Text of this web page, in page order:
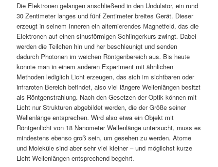
Die Elektronen gelangen anschließend in den Undulator, ein rund
30 Zentimeter langes und fünf Zentimeter breites Gerät. Dieser
erzeugt in seinem Inneren ein alternierendes Magnetfeld, das die
Elektronen auf einen sinusförmigen Schlingerkurs zwingt. Dabei
werden die Teilchen hin und her beschleunigt und senden
dadurch Photonen im weichen Röntgenbereich aus. Bis heute
konnte man in einem anderen Experiment mit ähnlichen
Methoden lediglich Licht erzeugen, das sich im sichtbaren oder
infraroten Bereich befindet, also viel längere Wellenlängen besitzt
als Röntgenstrahlung. Nach den Gesetzen der Optik können mit
Licht nur Strukturen abgebildet werden, die der Größe seiner
Wellenlänge entsprechen. Wird also etwa ein Objekt mit
Röntgenlicht von 18 Nanometer Wellenlänge untersucht, muss es
mindestens ebenso groß sein, um gesehen zu werden. Atome
und Moleküle sind aber sehr viel kleiner – und möglichst kurze
Licht-Wellenlängen entsprechend begehrt.